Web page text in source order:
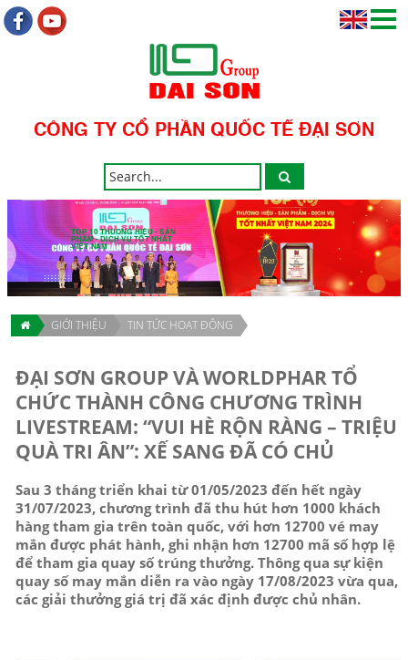
CÔNG TY CỔ PHẦN QUỐC TẾ ĐẠI SƠN
TOP 10 THƯƠNG HIỆU - SẢN
PHẨM - DỊCH VỤ TỐT NHẤT
VIỆT NAM
GIỚI THIỆU TIN TỨC HOẠT ĐỘNG
ĐẠI SƠN GROUP VÀ WORLDPHAR TỔ
CHỨC THÀNH CÔNG CHƯƠNG TRÌNH
LIVESTREAM: “VUI HÈ RỘN RÀNG – TRIỆU
QUÀ TRI ÂN”: XẾ SANG ĐÃ CÓ CHỦ
Sau 3 tháng triển khai từ 01/05/2023 đến hết ngày
31/07/2023, chương trình đã thu hút hơn 1000 khách
hàng tham gia trên toàn quốc, với hơn 12700 vé may
mắn được phát hành, ghi nhận hơn 12700 mã số hợp lệ
để tham gia quay số trúng thưởng. Thông qua sự kiện
quay số may mắn diễn ra vào ngày 17/08/2023 vừa qua,
các giải thưởng giá trị đã xác định được chủ nhân.